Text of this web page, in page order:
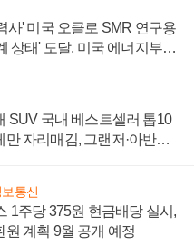
사' 미국 오클로 SMR 연구용
상태' 도달, 미국 에너지부
SUV 국내 베스트셀러 톱10
만 자리매김, 그랜저·아반떼
보통신
1주당 375원 현금배당 실시,
원 계획 9월 공개 예정